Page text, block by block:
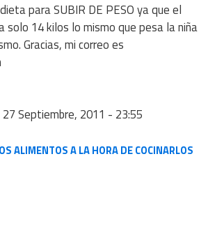
para SUBIR DE PESO ya que el
solo 14 kilos lo mismo que pesa la niña
Gracias, mi correo es
27 Septiembre, 2011 - 23:55
ALIMENTOS A LA HORA DE COCINARLOS